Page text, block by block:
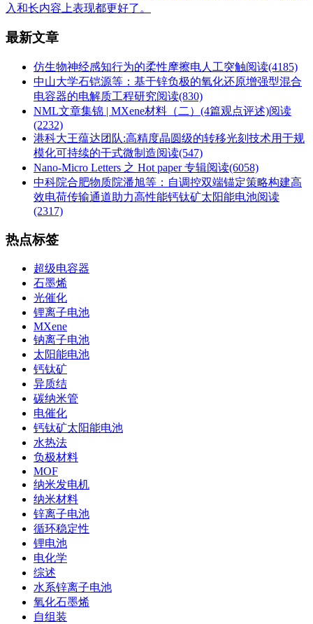
入和长内容上表现都更好了。
最新文章
仿生物神经感知行为的柔性摩擦电人工突触阅读(4185)
中山大学石铠源等：基于锌负极的氧化还原增强型混合
电容器的电解质工程研究阅读(830)
NML文章集锦 | MXene材料（二）(4篇观点评述)阅读
(2232)
港科大王蕴达团队:高精度晶圆级的转移光刻技术用于规
模化可持续的干式微制造阅读(547)
Nano-Micro Letters 之 Hot paper 专辑阅读(6058)
中科院合肥物质院潘旭等：自调控双端锚定策略构建高
效电荷传输通道助力高性能钙钛矿太阳能电池阅读
(2317)
热点标签
超级电容器
石墨烯
光催化
锂离子电池
MXene
钠离子电池
太阳能电池
钙钛矿
异质结
碳纳米管
电催化
钙钛矿太阳能电池
水热法
负极材料
MOF
纳米发电机
纳米材料
锌离子电池
循环稳定性
锂电池
电化学
综述
水系锌离子电池
氧化石墨烯
自组装